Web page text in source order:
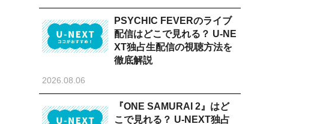
PSYCHIC FEVERのライブ
配信はどこで見れる？ U-NE
XT独占生配信の視聴方法を
徹底解説
2026.08.06
『ONE SAMURAI 2』はど
こで見れる？ U-NEXT独占